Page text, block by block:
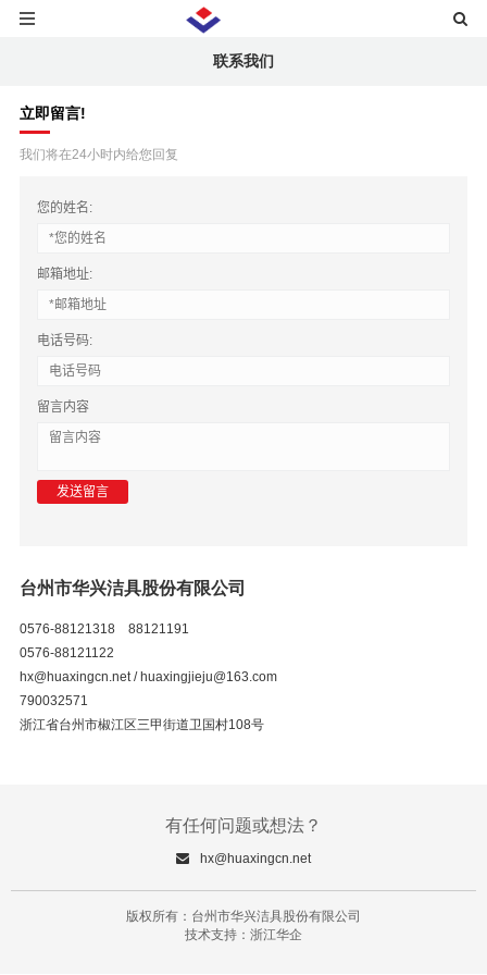
联系我们
立即留言!
我们将在24小时内给您回复
您的姓名:
邮箱地址:
电话号码:
留言内容
台州市华兴洁具股份有限公司
0576-88121318 88121191
0576-88121122
hx@huaxingcn.net/ huaxingjieju@163.com
790032571
浙江省台州市椒江区三甲街道卫国村108号
有任何问题或想法？
hx@huaxingcn.net
版权所有：台州市华兴洁具股份有限公司
技术支持：浙江华企